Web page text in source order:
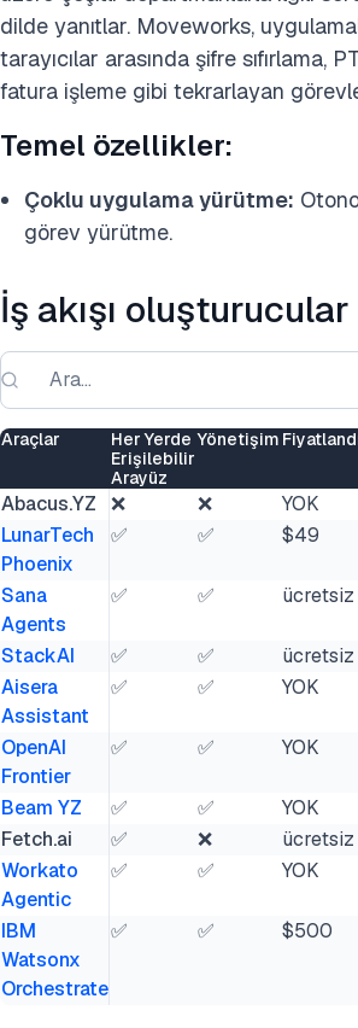
dilde yanıtlar. Moveworks,
tarayıcılar arasında şifre sıfırlama,
fatura işleme gibi tekrarlayan
Temel özellikler:
Çoklu uygulama yürütme:
görev yürütme.
İş akışı oluşturucular
Araçlar
Her Yerde
Erişilebilir
Arayüz
Yönetişim
Abacus.YZ ❌ ❌ YOK
LunarTech
Phoenix
✅ ✅ $49
Sana
Agents
✅ ✅ ücretsiz
StackAI ✅ ✅ ücretsiz
Aisera
Assistant
✅ ✅ YOK
OpenAI
Frontier
✅ ✅ YOK
Beam YZ ✅ ✅ YOK
Fetch.ai
✅ ❌ ücretsiz
Workato
Agentic
✅ ✅ YOK
IBM
Watsonx
Orchestrate
✅ ✅ $500